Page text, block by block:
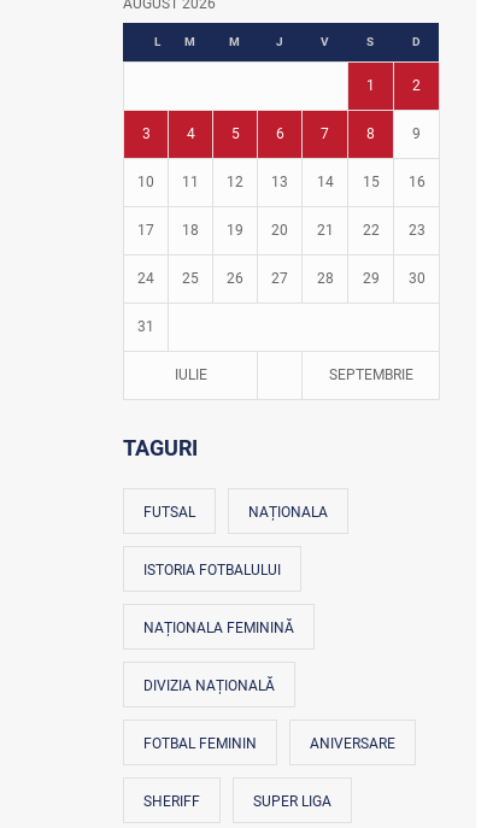
Fotbal în grădinițe
AUGUST 2026
L M M J V S D
1 2
3 4 5 6 7 8 9
10 11 12 13 14 15 16
17 18 19 20 21 22 23
24 25 26 27 28 29 30
31
IULIE SEPTEMBRIE
TAGURI
FUTSAL NAȚIONALA
ISTORIA FOTBALULUI
NAȚIONALA FEMININĂ
DIVIZIA NAȚIONALĂ
FOTBAL FEMININ ANIVERSARE
SHERIFF SUPER LIGA